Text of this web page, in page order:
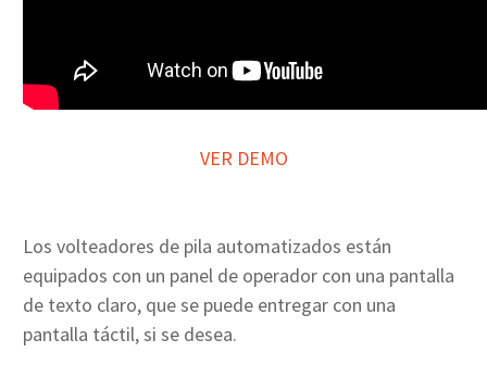
VER DEMO
Los volteadores de pila automatizados están
equipados con un panel de operador con una pantalla
de texto claro, que se puede entregar con una
pantalla táctil, si se desea.